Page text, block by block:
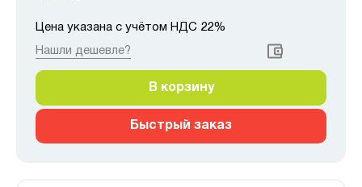
Цена указана с учётом НДС 22%
Нашли дешевле?
В корзину
Быстрый заказ